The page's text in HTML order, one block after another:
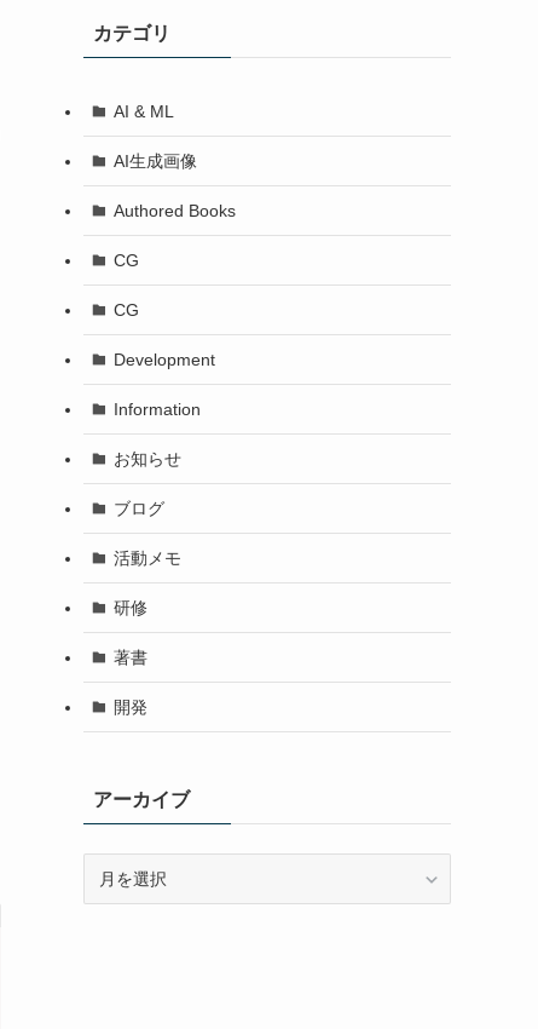
カテゴリ
AI & ML
AI生成画像
Authored Books
CG
CG
Development
Information
お知らせ
ブログ
活動メモ
研修
著書
開発
アーカイブ